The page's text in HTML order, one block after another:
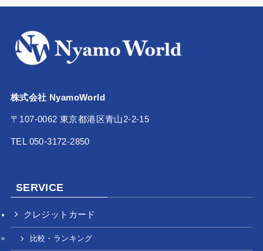
株式会社 NyamoWorld
〒107-0062 東京都港区青山2-2-15
TEL 050-3172-2850
SERVICE
クレジットカード
比較・ランキング